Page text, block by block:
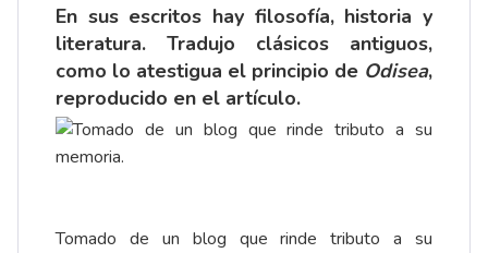
En sus escritos hay filosofía, historia y
literatura. Tradujo clásicos antiguos,
como lo atestigua el principio de Odisea,
reproducido en el artículo.
Tomado de un blog que rinde tributo a su